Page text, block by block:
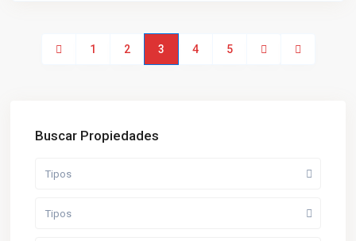
1 2 3 4 5
Buscar Propiedades
Tipos
Tipos